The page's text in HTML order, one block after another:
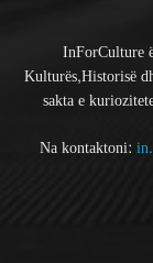
InForCulture
Kulturës,Historisë
sakta e
Na kontaktoni: